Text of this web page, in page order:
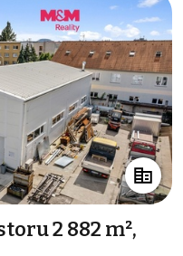
2 882 m²,